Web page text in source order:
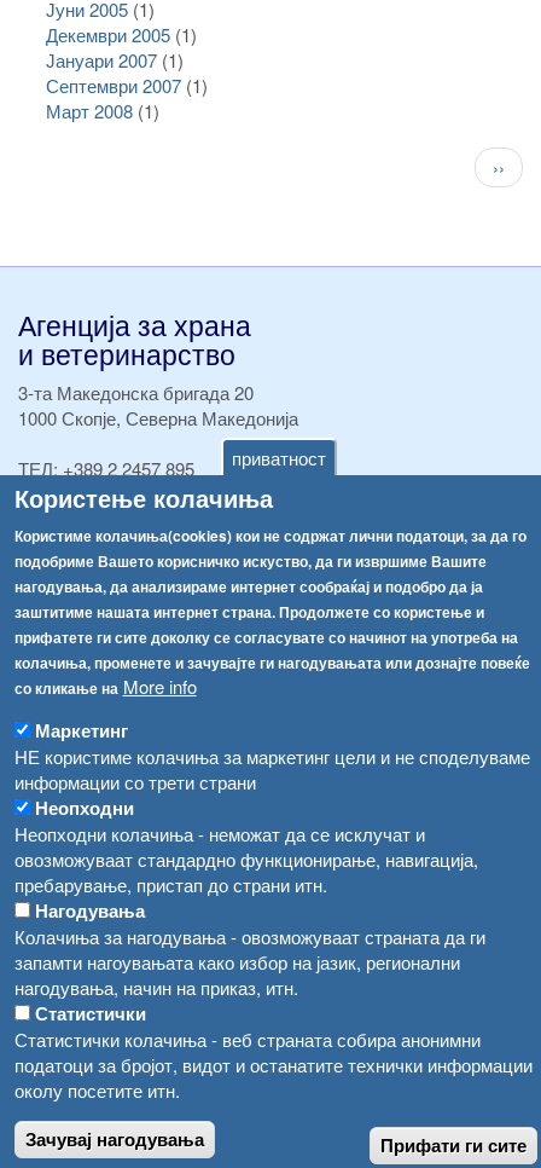
приватност
Користење колачиња
Користиме колачиња(cookies) кои не содржат лични податоци, за да го
подобриме Вашето корисничко искуство, да ги извршиме Вашите
нагодувања, да анализираме интернет сообраќај и подобро да ја
заштитиме нашата интернет страна. Продолжете со користење и
прифатете ги сите доколку се согласувате со начинот на употреба на
колачиња, променете и зачувајте ги нагодувањата или дознајте повеќе
со кликање на More info
Маркетинг
НЕ користиме колачиња за маркетинг цели и не споделуваме
информации со трети страни
Неопходни
Неопходни колачиња - неможат да се исклучат и
овозможуваат стандардно функционирање, навигација,
пребарување, пристап до страни итн.
Нагодувања
Колачиња за нагодувања - овозможуваат страната да ги
запамти нагоувањата како избор на јазик, регионални
нагодувања, начин на приказ, итн.
Статистички
Статистички колачиња - веб страната собира анонимни
податоци за бројот, видот и останатите технички информации
околу посетите итн.
Зачувај нагодувања Прифати ги сите
Јуни 2005(1)
Декември 2005(1)
Јануари 2007(1)
Септември 2007(1)
Март 2008(1)
››
Агенција за храна
и ветеринарство
3-та Македонска бригада 20
1000 Скопје, Северна Македонија
ТЕЛ: +389 2 2457 895
ТЕЛ:+389 2 2457 873
Факс:
Факс:+389 2 2457 871
info@fva.gov.mk
[АХВ-претходна страна]
Соопштенија
Република Бугарија ги засили официјалните контроли при увоз на свежо овошје и зеленчук
Високите температури ризик од труење со храна, опасни се и за животните
Водата во Гостивар може да се користи како техничка, продолжува испораката на флаширана вода
Во Гостивар спроведени 70 вонредни контроли
Забраната за водата во Гостивар останува на сила, операторите да користат само технички безбедна вода
Навигација
Архива
Обрасци
Огласи